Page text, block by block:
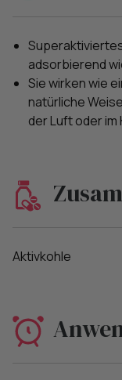
adsorbierend
Sie wirken wie
natürliche
der Luft oder im
Aktivkohle